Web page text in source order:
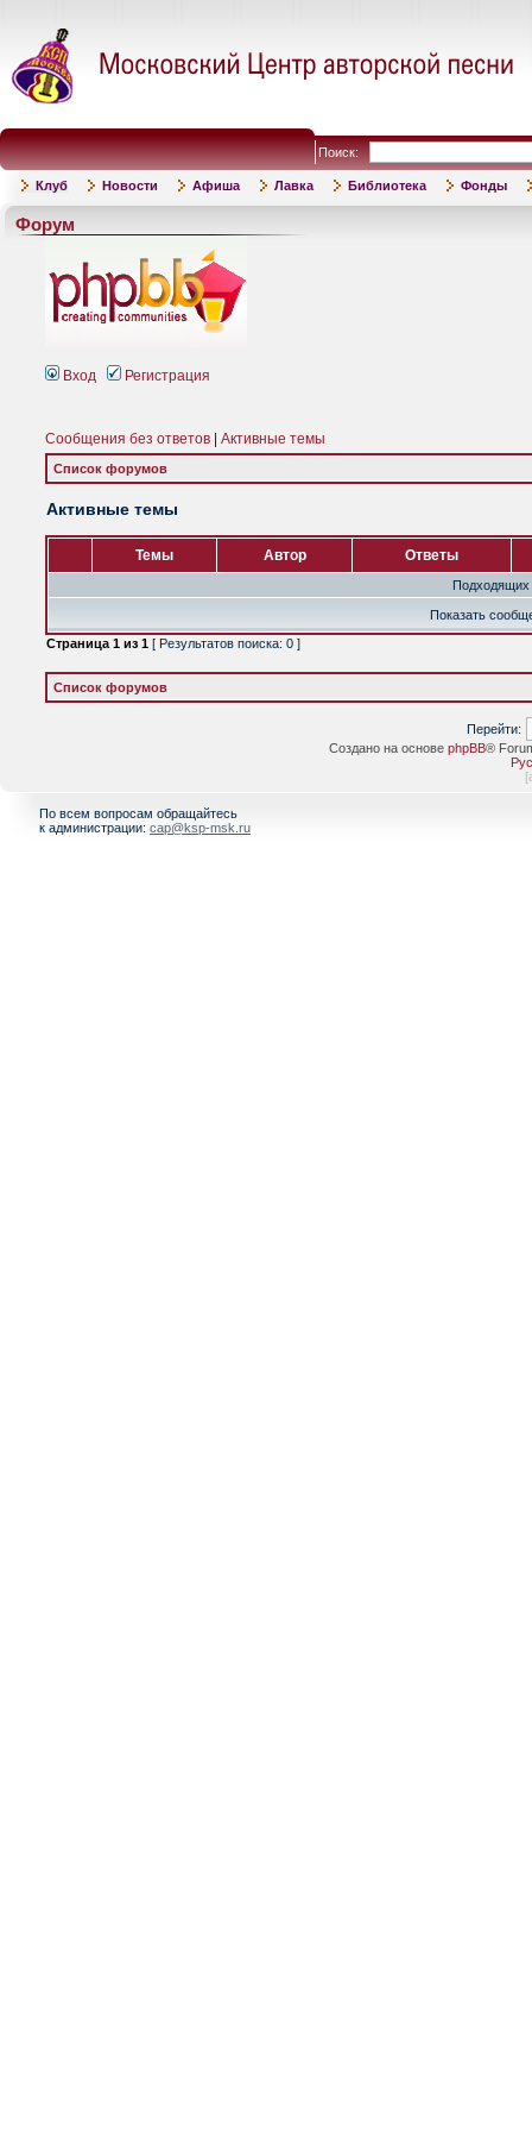
Поиск:
Клуб Новости Афиша Лавка Библиотека Фонды
Форум
Вход Регистрация
Сообщения без ответов Активные темы
Список форумов
Активные темы
Темы Автор Ответы
Подходящих
Показать
Страница 1 из 1 [ Результатов поиска: 0 ]
Список форумов
Перейти:
Создано на основе phpBB®
[
По всем вопросам обращайтесь
к администрации: cap@ksp-msk.ru